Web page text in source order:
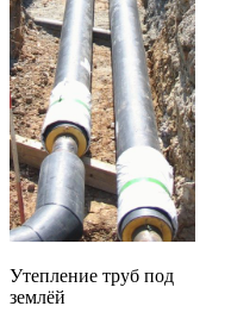
Утепление труб под
землёй